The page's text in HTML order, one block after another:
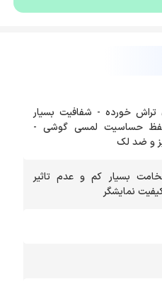
تراش خورده - شفافیت بسیار
حساسیت لمسی گوشی -
و ضد لک
بسیار کم و عدم تاثیر
نمایشگر